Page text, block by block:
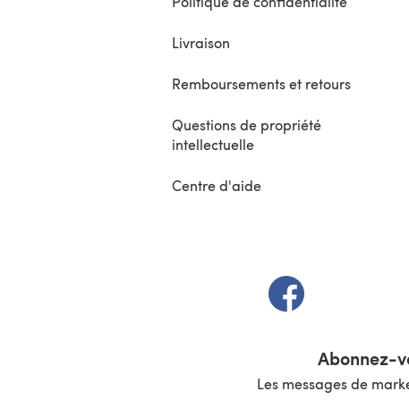
Livraison
Remboursements et retours
Questions de propriété
intellectuelle
Centre d'aide
(s'ouvre dans un
Abonnez-
Les messages de